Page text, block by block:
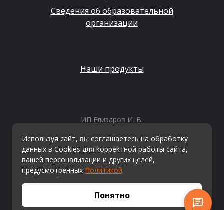
Сведения об образовательной
организации
Наши продукты
ИП Елизаров И. В.
ОГРНИП: 315665800057162
Эл. почта:info@kvestiks.ru
© Квестикс, 2026
Используя сайт, вы соглашаетесь на обработку
данных в Cookies для корректной работы сайта,
вашей персонализации и других целей,
предусмотренных Политикой.
Понятно